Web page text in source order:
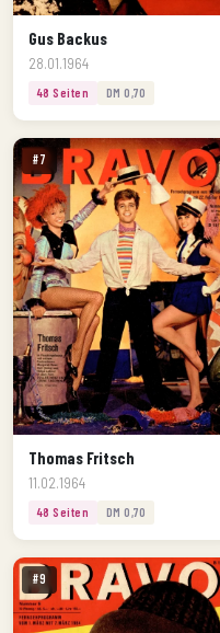
Gus Backus
28.01.1964
48 Seiten DM 0,70
#7
Thomas Fritsch
11.02.1964
48 Seiten DM 0,70
#9